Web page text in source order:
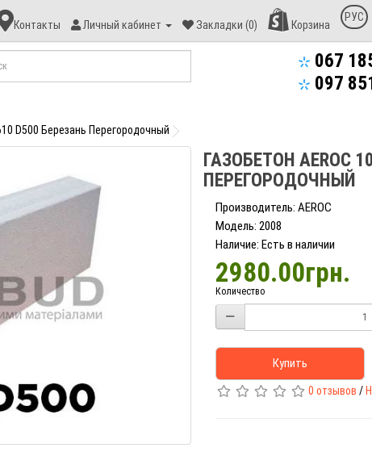
Контакт
Апекс-
Буд
Контакты Личный кабинет Закладки (0) Корзина
РУС
067
097
D500 Березань Перегородочный
ГАЗОБЕТОН AEROC
ПЕРЕГОРОДОЧНЫЙ
Производитель: AEROC
Модель: 2008
Наличие: Есть в наличии
2980.00грн.
Количество
Купить
0 отзывов /